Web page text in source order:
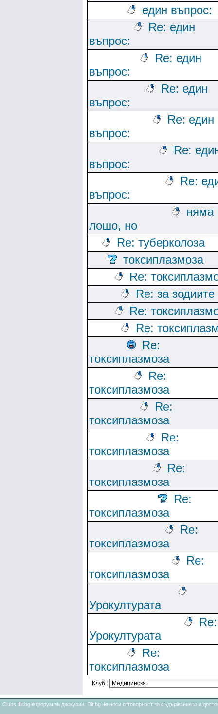
един въпрос:
Re: един
въпрос:
Re: един
въпрос:
Re: един
въпрос:
Re: един
въпрос:
Re:
въпрос:
Re:
въпрос:
няма
лошо, но
Re: туберколоза
токсиплазмоза
Re:
Re: за зодиите
Re:
Re:
Re:
токсиплазмоза
Re:
токсиплазмоза
Re:
токсиплазмоза
Re:
токсиплазмоза
Re:
токсиплазмоза
Re:
токсиплазмоза
Re:
токсиплазмоза
Re:
токсиплазмоза
Урокултурата
Re:
Урокултурата
Re:
токсиплазмоза
Клуб :
Clubs.dir.bg е форум за дискусии. Dir.bg не носи отговорност за съдържанието и